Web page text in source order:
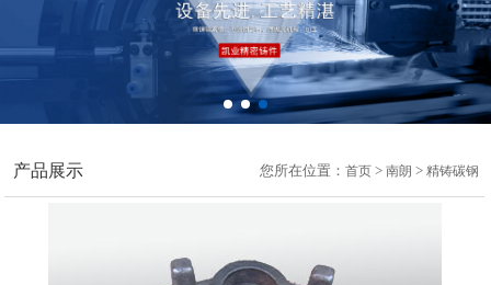
产品展示 您所在位置：首页 >南朗 >精铸碳钢